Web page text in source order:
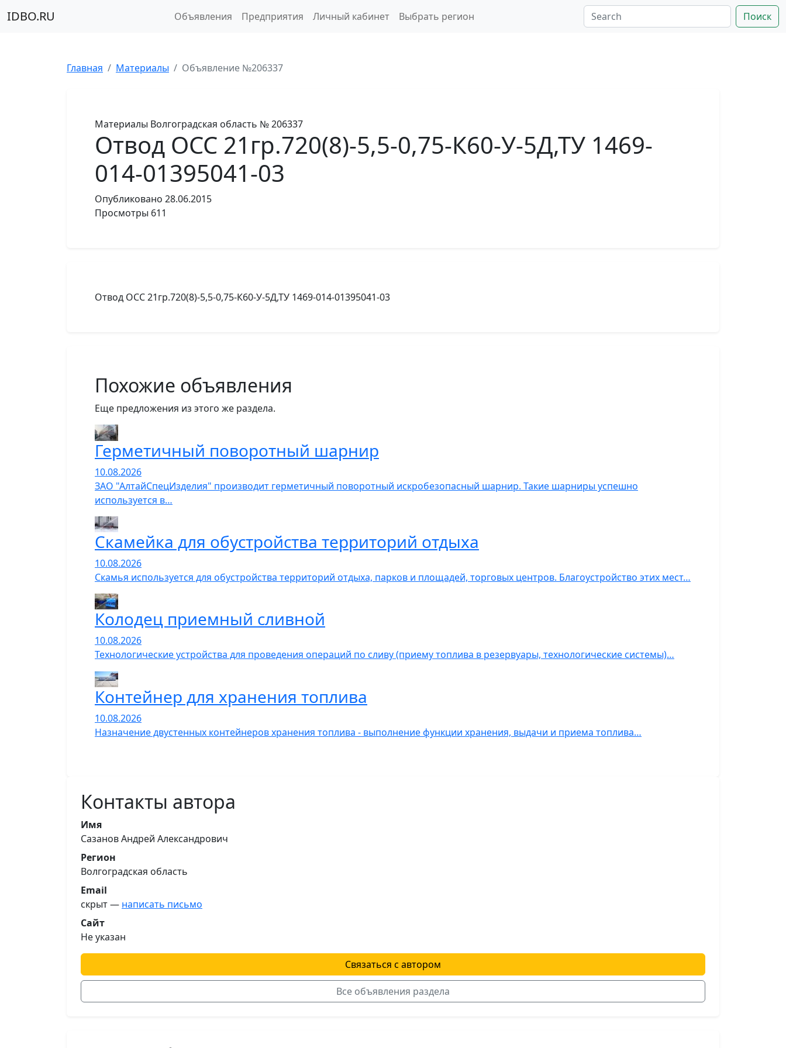
IDBO.RU Объявления Предприятия Личный кабинет Выбрать регион Поиск
Главная Материалы Объявление №206337
Материалы Волгоградская область № 206337
Отвод ОСС 21гр.720(8)-5,5-0,75-К60-У-5Д,ТУ 1469-
014-01395041-03
Опубликовано 28.06.2015
Просмотры 611
Отвод ОСС 21гр.720(8)-5,5-0,75-К60-У-5Д,ТУ 1469-014-01395041-03
Похожие объявления
Еще предложения из этого же раздела.
Герметичный поворотный шарнир
10.08.2026
ЗАО "АлтайСпецИзделия" производит герметичный поворотный искробезопасный шарнир. Такие шарниры успешно
используется в…
Скамейка для обустройства территорий отдыха
10.08.2026
Скамья используется для обустройства территорий отдыха, парков и площадей, торговых центров. Благоустройство этих мест…
Колодец приемный сливной
10.08.2026
Технологические устройства для проведения операций по сливу (приему топлива в резервуары, технологические системы)…
Контейнер для хранения топлива
10.08.2026
Назначение двустенных контейнеров хранения топлива - выполнение функции хранения, выдачи и приема топлива…
Контакты автора
Имя
Сазанов Андрей Александрович
Регион
Волгоградская область
Email
скрыт — написать письмо
Сайт
Не указан
Связаться с автором
Все объявления раздела